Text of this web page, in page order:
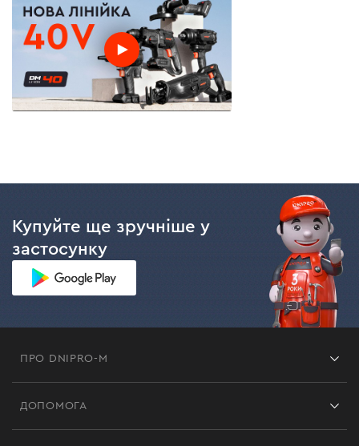
Купуйте ще зручніше у
застосунку
ПРО DNIPRO-M
ДОПОМОГА